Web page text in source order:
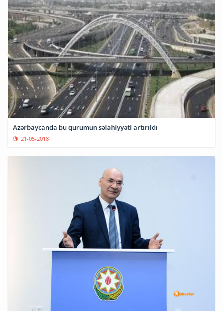
Azərbaycanda bu qurumun səlahiyyəti artırıldı
21-05-2018